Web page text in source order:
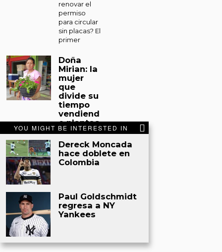
YOU MIGHT BE INTERESTED IN
Dereck Moncada
hace doblete en
Colombia
Paul Goldschmidt
regresa a NY
Yankees
renovar el
permiso
para circular
sin placas? El
primer
Doña
Mirian: la
mujer
que
divide su
tiempo
vendiend
o plantas
y
sacando
miel de
abejas
en Tocoa
improvisado
en el
mercado